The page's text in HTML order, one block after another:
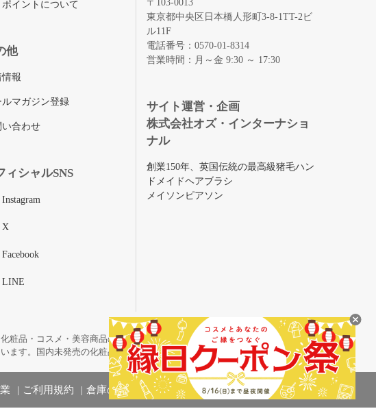
ポイントについて
他
情報
ルマガジン登録
い合わせ
ィシャルSNS
Instagram
X
Facebook
LINE
〒103-0013
東京都中央区日本橋人形町3-8-1TT-2ビ
ル11F
電話番号：0570-01-8314
営業時間：月～金 9:30 ～ 17:30
サイト運営・企画
株式会社オズ・インターナショ
ナル
創業150年、英国伝統の最高級猪毛ハン
ドメイドヘアブラシ
メイソンピアソン
粧品・コスメ・美容商品の通販サイトです。
ます。国内未発売の化粧品も取り揃えています。
ご利用規約 倉庫の管理体制